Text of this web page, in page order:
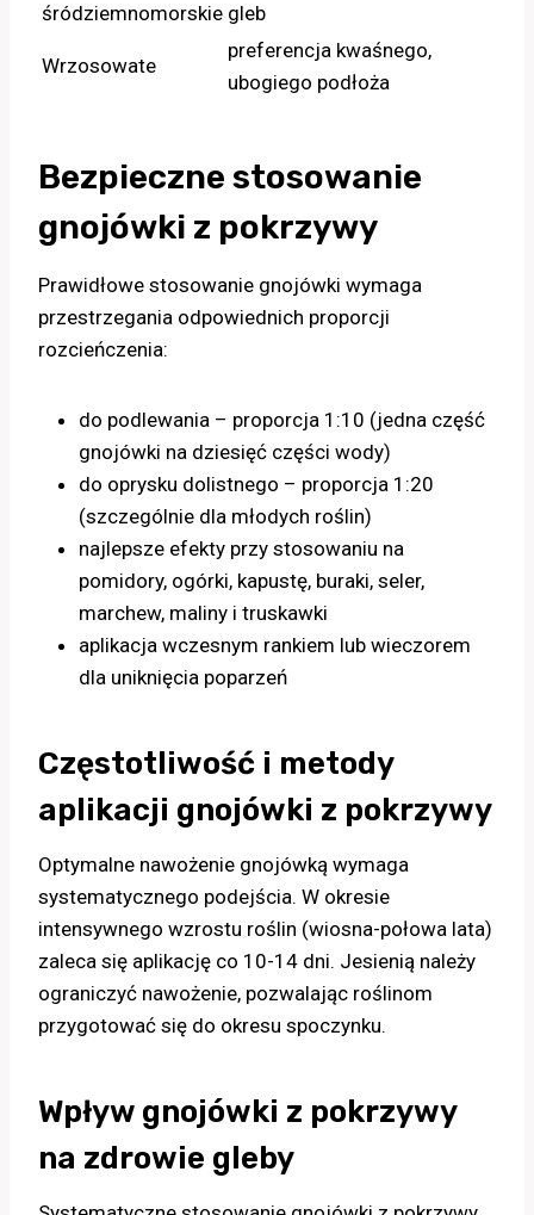
śródziemnomorskie gleb
Wrzosowate
preferencja kwaśnego,
ubogiego podłoża
Bezpieczne stosowanie
gnojówki z pokrzywy
Prawidłowe stosowanie gnojówki wymaga
przestrzegania odpowiednich proporcji
rozcieńczenia:
do podlewania – proporcja 1:10 (jedna część
gnojówki na dziesięć części wody)
do oprysku dolistnego – proporcja 1:20
(szczególnie dla młodych roślin)
najlepsze efekty przy stosowaniu na
pomidory, ogórki, kapustę, buraki, seler,
marchew, maliny i truskawki
aplikacja wczesnym rankiem lub wieczorem
dla uniknięcia poparzeń
Częstotliwość i metody
aplikacji gnojówki z pokrzywy
Optymalne nawożenie gnojówką wymaga
systematycznego podejścia. W okresie
intensywnego wzrostu roślin (wiosna-połowa lata)
zaleca się aplikację co 10-14 dni. Jesienią należy
ograniczyć nawożenie, pozwalając roślinom
przygotować się do okresu spoczynku.
Wpływ gnojówki z pokrzywy
na zdrowie gleby